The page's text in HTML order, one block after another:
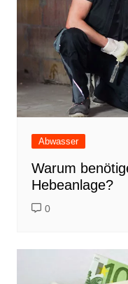
Abwasser
Warum
Hebeanlage?
0